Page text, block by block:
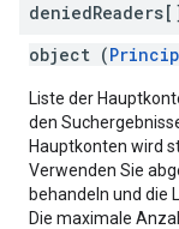
denied
object (
Liste der
den
Hauptkonten wird
Verwenden Sie
behandeln und die
Die maximale